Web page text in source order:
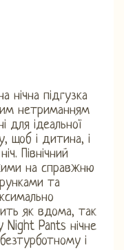
нічна підгузка
нетриманням
для ідеальної
щоб і дитина, і
Північний
на справжню
та
як вдома, так
Night Pants нічне
і